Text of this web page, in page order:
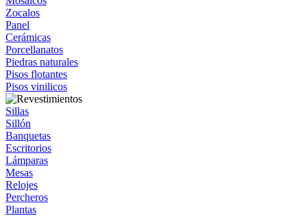
Zocalos
Panel
Cerámicas
Porcellanatos
Piedras naturales
Pisos flotantes
Pisos vinilicos
Sillas
Sillón
Banquetas
Escritorios
Lámparas
Mesas
Relojes
Percheros
Plantas